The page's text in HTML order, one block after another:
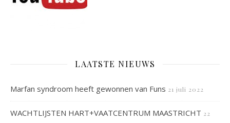
LAATSTE NIEUWS
Marfan syndroom heeft gewonnen van Funs 21 juli 2022
WACHTLIJSTEN HART+VAATCENTRUM MAASTRICHT 22